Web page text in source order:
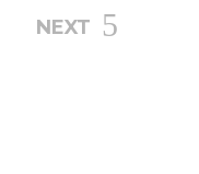
NEXT